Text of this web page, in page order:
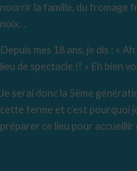
nourrir la famille, du fromage
noix…
Depuis mes 18 ans, je dis : «
lieu de spectacle !! » Eh bien
Je serai donc la 5éme
cette ferme et c’est pourquoi
préparer ce lieu pour accueillir